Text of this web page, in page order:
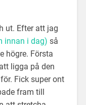
ut. Efter att jag
innan i dag) så
högre. Första
ligga på den
Fick super ont
fram till